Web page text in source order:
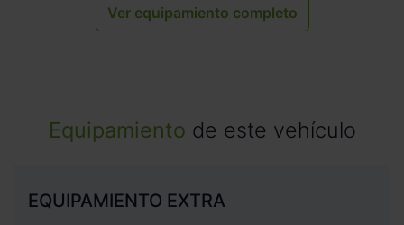
Ver equipamiento completo
Equipamiento de este vehículo
EQUIPAMIENTO EXTRA